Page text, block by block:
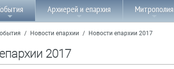
Архиерей и епархия Митрополия
/ Новости епархии / Новости епархии 2017
2017